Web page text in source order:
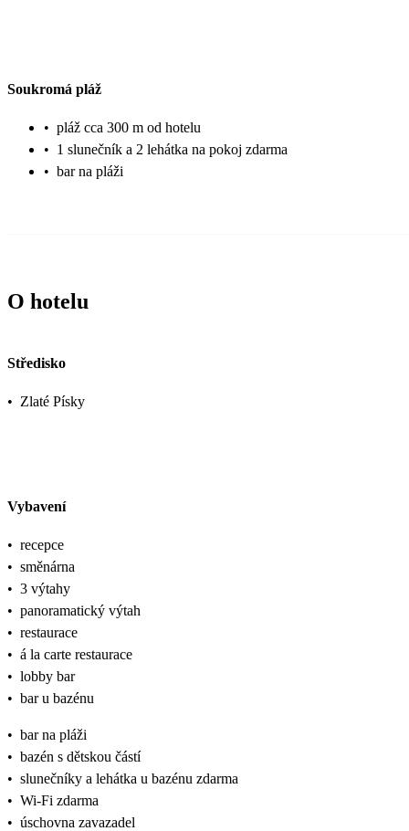
Soukromá pláž
• pláž cca 300 m od hotelu
• 1 slunečník a 2 lehátka na pokoj zdarma
• bar na pláži
O hotelu
Středisko
• Zlaté Písky
Vybavení
• recepce
• směnárna
• 3 výtahy
• panoramatický výtah
• restaurace
• á la carte restaurace
• lobby bar
• bar u bazénu
• bar na pláži
• bazén s dětskou částí
• slunečníky a lehátka u bazénu zdarma
• Wi-Fi zdarma
• úschovna zavazadel